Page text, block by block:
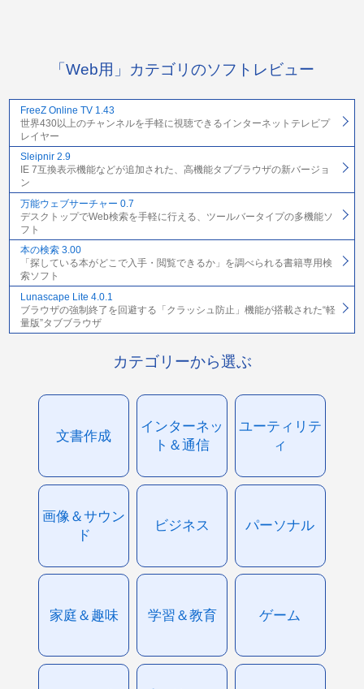
「Web用」カテゴリのソフトレビュー
FreeZ Online TV 1.43
世界430以上のチャンネルを手軽に視聴できるインターネットテレビプ
レイヤー
Sleipnir 2.9
IE 7互換表示機能などが追加された、高機能タブブラウザの新バージョ
ン
万能ウェブサーチャー 0.7
デスクトップでWeb検索を手軽に行える、ツールバータイプの多機能ソ
フト
本の検索 3.00
「探している本がどこで入手・閲覧できるか」を調べられる書籍専用検
索ソフト
Lunascape Lite 4.0.1
ブラウザの強制終了を回避する「クラッシュ防止」機能が搭載された“軽
量版”タブブラウザ
カテゴリーから選ぶ
文書作成
インターネッ
ト＆通信
ユーティリテ
ィ
画像＆サウン
ド
ビジネス パーソナル
家庭＆趣味 学習＆教育 ゲーム